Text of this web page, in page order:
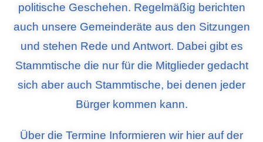
politische Geschehen. Regelmäßig berichten
auch unsere Gemeinderäte aus den Sitzungen
und stehen Rede und Antwort. Dabei gibt es
Stammtische die nur für die Mitglieder gedacht
sich aber auch Stammtische, bei denen jeder
Bürger kommen kann.
Über die Termine Informieren wir hier auf der